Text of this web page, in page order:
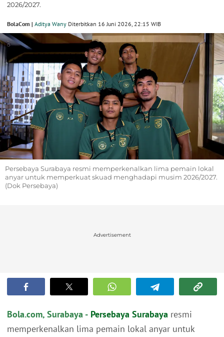
2026/2027.
BolaCom | Aditya Wany Diterbitkan 16 Juni 2026, 22:15 WIB
Persebaya Surabaya resmi memperkenalkan lima pemain lokal
anyar untuk memperkuat skuad menghadapi musim 2026/2027.
(Dok Persebaya)
Advertisement
Bola.com, Surabaya - Persebaya Surabaya resmi
memperkenalkan lima pemain lokal anyar untuk